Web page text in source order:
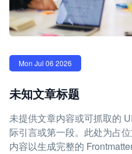
Mon Jul 06 2026
未知文章标题
未提供文章内容或可抓取的
际引言或第一段。此处为占
内容以生成完整的 Frontmatter